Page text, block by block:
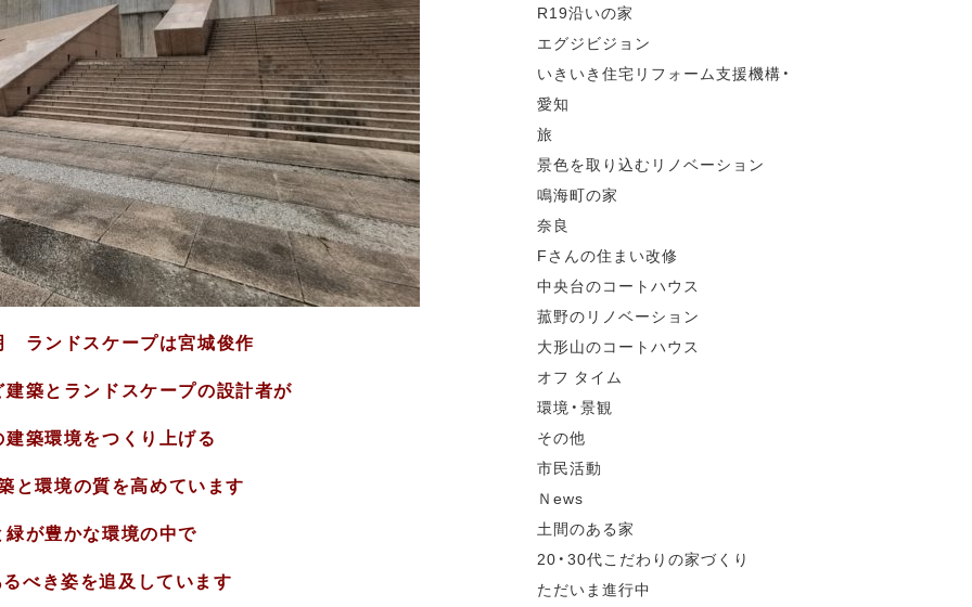
ランドスケープは宮城俊作
築とランドスケープの設計者が
築環境をつくり上げる
と環境の質を高めています
が豊かな環境の中で
べき姿を追及しています
R19沿いの家
エグジビジョン
いきいき住宅リフォーム支援機構・
愛知
旅
景色を取り込むリノベーション
鳴海町の家
奈良
Fさんの住まい改修
中央台のコートハウス
菰野のリノベーション
大形山のコートハウス
オフ タイム
環境・景観
その他
市民活動
Ｎews
土間のある家
20・30代こだわりの家づくり
ただいま進行中